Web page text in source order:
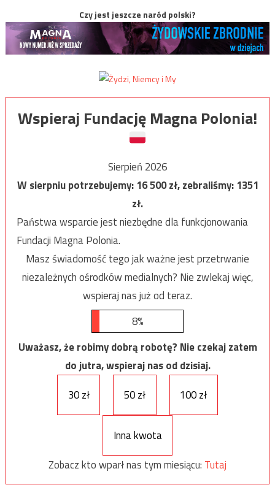
Czy jest jeszcze naród polski?
Wspieraj Fundację Magna Polonia!
Sierpień 2026
W sierpniu potrzebujemy:16 500zł, zebraliśmy:1351
zł.
Państwa wsparcie jest niezbędne dla funkcjonowania
Fundacji Magna Polonia.
Masz świadomość tego jak ważne jest przetrwanie
niezależnych ośrodków medialnych? Nie zwlekaj więc,
wspieraj nas już od teraz.
8%
Uważasz, że robimy dobrą robotę? Nie czekaj zatem
do jutra, wspieraj nas od dzisiaj.
30 zł
50 zł 100 zł
Inna kwota
Zobacz kto wparł nas tym miesiącu: Tutaj